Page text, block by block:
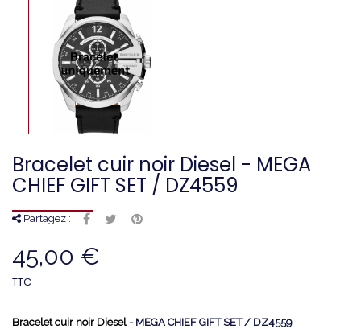
Bracelet cuir noir Diesel - MEGA
CHIEF GIFT SET / DZ4559
Partagez :
45,00 €
TTC
Bracelet cuir noir Diesel - MEGA CHIEF GIFT SET / DZ4559